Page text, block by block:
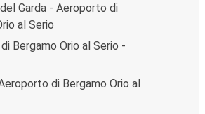
Garda - Aeroporto di
al Serio
Bergamo Orio al Serio -
di Bergamo Orio al